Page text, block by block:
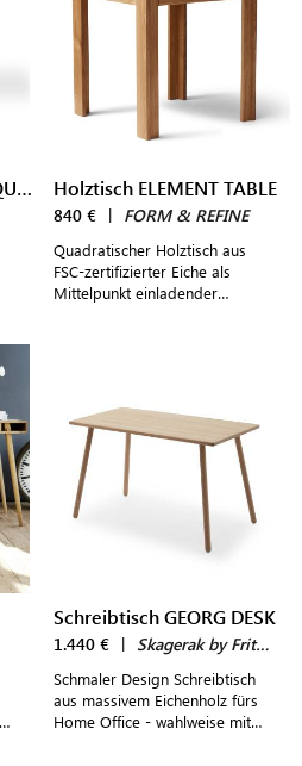
Küchentisch TREFOIL SQUARE TABLE Holztisch ELEMENT TABLE
840 € | FORM & REFINE
Quadratischer Holztisch aus
FSC-zertifizierter Eiche als
Mittelpunkt einladender
Schreibtisch GEORG DESK
1.440 € | Skagerak by Fritz Hansen
Schmaler Design Schreibtisch
aus massivem Eichenholz fürs
Home Office - wahlweise mit